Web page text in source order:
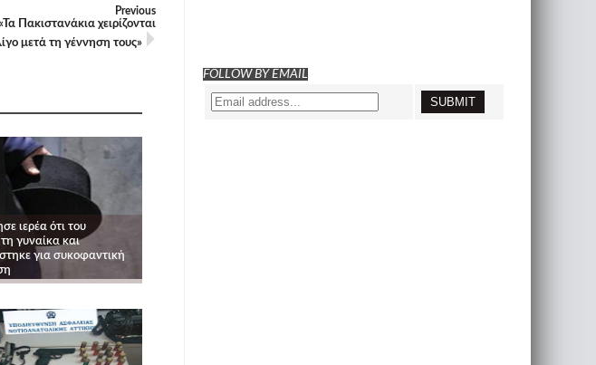
Previous
Πακιστανάκια χειρίζονται
μετά τη γέννηση τους»
ιερέα ότι του
γυναίκα και
για συκοφαντική
FOLLOW BY EMAIL